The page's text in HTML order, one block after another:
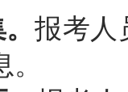
。报考人